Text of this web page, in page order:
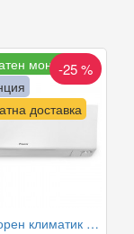
монтаж
доставка
-25 %
Инверторен климатик Daikin FTXM25A/RXM25A PERFERA WiFi 2024, 9000 BTU, Клас A+++